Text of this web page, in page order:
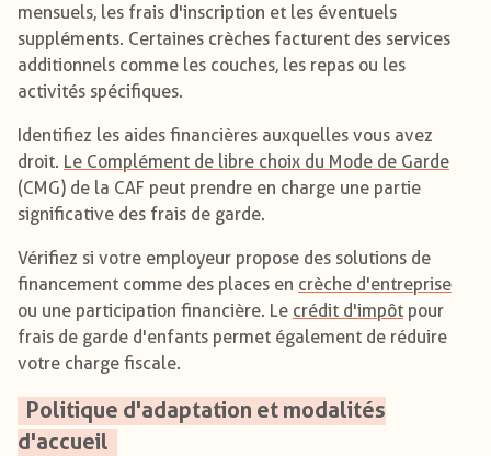
mensuels, les frais d'inscription et les éventuels
suppléments. Certaines crèches facturent des services
additionnels comme les couches, les repas ou les
activités spécifiques.
Identifiez les aides financières auxquelles vous avez
droit. Le Complément de libre choix du Mode de Garde
(CMG) de la CAF peut prendre en charge une partie
significative des frais de garde.
Vérifiez si votre employeur propose des solutions de
financement comme des places en crèche d'entreprise
ou une participation financière. Le crédit d'impôt pour
frais de garde d'enfants permet également de réduire
votre charge fiscale.
Politique d'adaptation et modalités
d'accueil